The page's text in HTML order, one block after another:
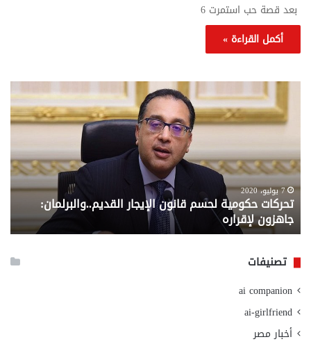
بعد قصة حب استمرت 6
أكمل القراءة »
تحركات
حكومية
لحسم
قانون
القديم..والبرلمان:
جاهزون
لإقراره
7 يوليو، 2020
تحركات حكومية لحسم قانون الإيجار القديم..والبرلمان:
جاهزون لإقراره
..
من
تصنيفات
ai companion
ai-girlfriend
أخبار مصر